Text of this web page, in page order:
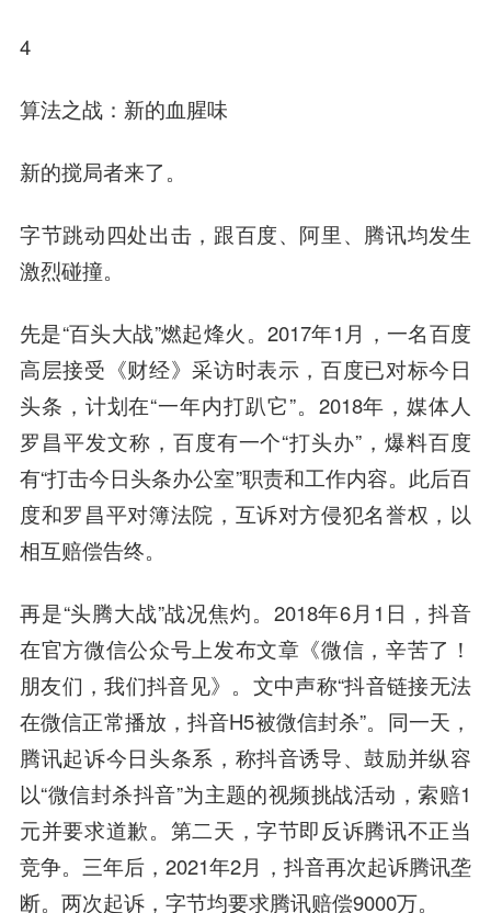
4
算法之战：新的血腥味
新的搅局者来了。
字节跳动四处出击，跟百度、阿里、腾讯均发生
激烈碰撞。
先是“百头大战”燃起烽火。2017年1月，一名百度
高层接受《财经》采访时表示，百度已对标今日
头条 ，计划在“一年内打趴它”。2018年，媒体人
罗昌平发文称，百度有一个“打头办”，爆料百度
有“打击今日头条办公室”职责和工作内容。此后百
度和罗昌平对簿法院，互诉对方侵犯名誉权，以
相互赔偿告终。
再是“头腾大战”战况焦灼。2018年6月1日，抖音
在官方微信公众号上发布文章《微信，辛苦了！
朋友们，我们抖音见》。文中声称“抖音链接无法
在微信正常播放，抖音H5被微信封杀”。同一天，
腾讯起诉今日头条系，称抖音诱导、鼓励并纵容
以“微信封杀抖音”为主题的视频挑战活动，索赔1
元并要求道歉。第二天，字节即反诉腾讯不正当
竞争。三年后，2021年2月，抖音再次起诉腾讯垄
断。两次起诉，字节均要求腾讯赔偿9000万。